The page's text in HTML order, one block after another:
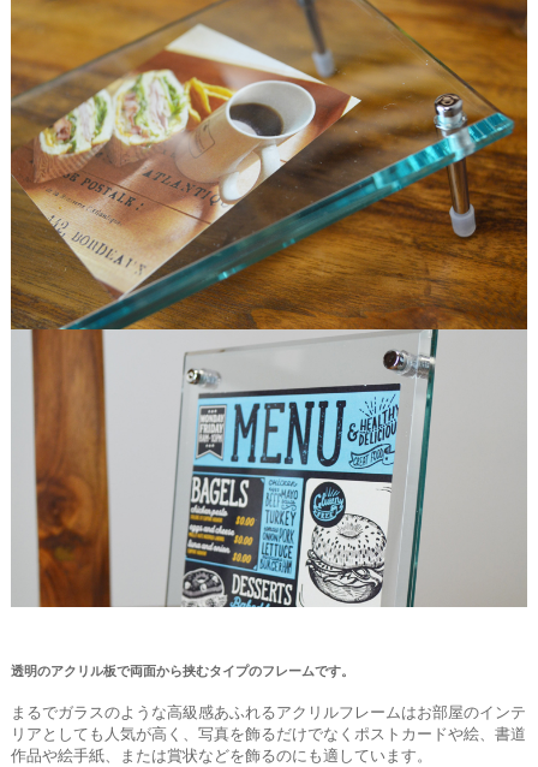
透明のアクリル板で両面から挟むタイプのフレームです。
まるでガラスのような高級感あふれるアクリルフレームはお部屋のインテ
リアとしても人気が高く、写真を飾るだけでなくポストカードや絵、書道
作品や絵手紙、または賞状などを飾るのにも適しています。